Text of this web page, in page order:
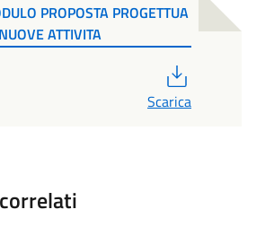
PROPOSTA PROGETTUA
ATTIVITA
Scarica